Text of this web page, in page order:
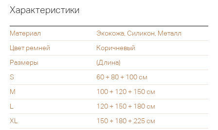
Характеристики
Материал
Экокожа, Силикон, Металл
Цвет ремней
Коричневый
Размеры
(Длина)
S
60 + 80 + 100 см
M
100 + 120 + 150 см
L
120 + 150 + 180 см
XL
150 + 180 + 225 см